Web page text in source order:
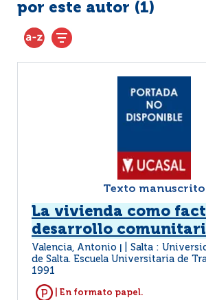
por este autor (1)
Texto manuscrito
La vivienda como
desarrollo
Valencia, Antonio
Salta :
de Salta. Escuela Universitaria de
1991
| En formato papel.